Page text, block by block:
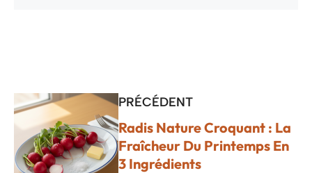
PRÉCÉDENT
Radis Nature Croquant : La
Fraîcheur Du Printemps En
3 Ingrédients